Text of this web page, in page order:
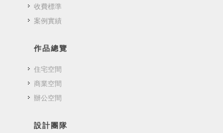
收費標準
案例實績
作品總覽
住宅空間
商業空間
辦公空間
設計團隊